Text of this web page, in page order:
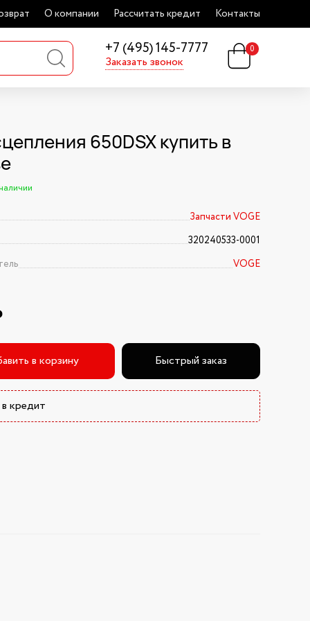
О компании Рассчитать кредит Контакты
+7 (495) 145-7777
Заказать звонок
0
650DSX купить в
Запчасти VOGE
320240533-0001
VOGE
в корзину Быстрый заказ
кредит